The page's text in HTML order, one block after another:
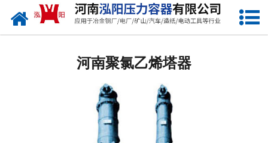
网站首页
河南液化气储罐
河南空气储罐
河南聚氯乙烯塔器